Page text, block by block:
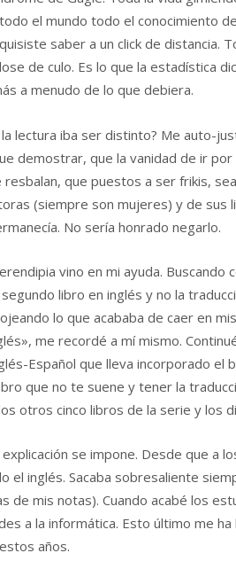
el mundo todo el conocimiento
saber a un click de distancia.
de culo. Es lo que la estadística
a menudo de lo que debiera.
lectura iba ser distinto? Me auto-
demostrar, que la vanidad de ir
resbalan, que puestos a ser frikis,
(siempre son mujeres) y de sus
No sería honrado negarlo.
vino en mi ayuda.
libro en inglés y no la
lo que acababa de caer en
me recordé a mí mismo.
Español que lleva incorporado
que no te suene y tener la
otros cinco libros de la serie y los
se impone. Desde que a
el inglés. Sacaba sobresaliente
de mis notas). Cuando acabé los
a la informática. Esto último me
años.